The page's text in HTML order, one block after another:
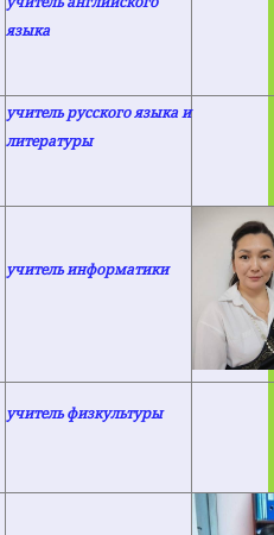
языка
учитель русского языка и
литературы
учитель информатики
учитель физкультуры